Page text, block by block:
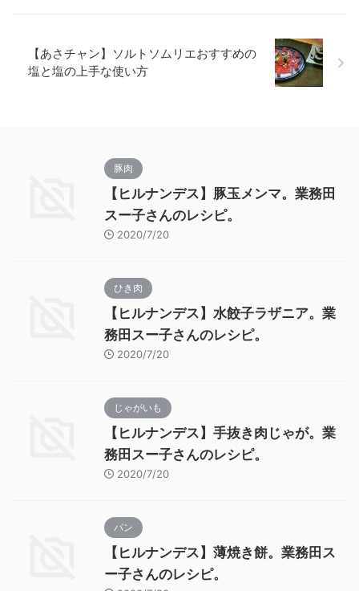
【あさチャン】ソルトソムリエおすすめの
塩と塩の上手な使い方
豚肉
【ヒルナンデス】豚玉メンマ。業務田
スー子さんのレシピ。
2020/7/20
ひき肉
【ヒルナンデス】水餃子ラザニア。業
務田スー子さんのレシピ。
2020/7/20
じゃがいも
【ヒルナンデス】手抜き肉じゃが。業
務田スー子さんのレシピ。
2020/7/20
パン
【ヒルナンデス】薄焼き餅。業務田ス
ー子さんのレシピ。